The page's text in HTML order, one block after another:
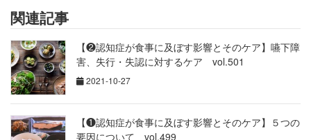
関連記事
【❷認知症が食事に及ぼす影響とそのケア】嚥下障
害、失行・失認に対するケア vol.501
2021-10-27
【❶認知症が食事に及ぼす影響とそのケア】５つの
要因について vol.499